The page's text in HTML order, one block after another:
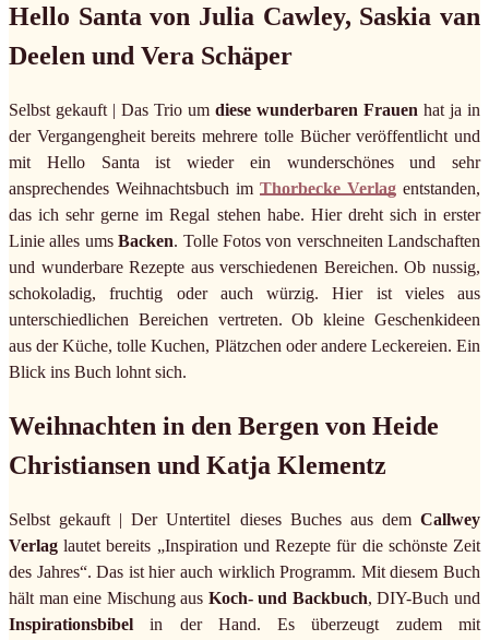
Hello Santa von Julia Cawley, Saskia van
Deelen und Vera Schäper
Selbst gekauft | Das Trio um diese wunderbaren Frauen hat ja in
der Vergangengheit bereits mehrere tolle Bücher veröffentlicht und
mit Hello Santa ist wieder ein wunderschönes und sehr
ansprechendes Weihnachtsbuch im Thorbecke Verlag entstanden,
das ich sehr gerne im Regal stehen habe. Hier dreht sich in erster
Linie alles umsBacken. Tolle Fotos von verschneiten Landschaften
und wunderbare Rezepte aus verschiedenen Bereichen. Ob nussig,
schokoladig, fruchtig oder auch würzig. Hier ist vieles aus
unterschiedlichen Bereichen vertreten. Ob kleine Geschenkideen
aus der Küche, tolle Kuchen, Plätzchen oder andere Leckereien. Ein
Blick ins Buch lohnt sich.
Weihnachten in den Bergen von Heide
Christiansen und Katja Klementz
Selbst gekauft | Der Untertitel dieses Buches aus dem Callwey
Verlag lautet bereits „Inspiration und Rezepte für die schönste Zeit
des Jahres“. Das ist hier auch wirklich Programm. Mit diesem Buch
hält man eine Mischung aus Koch- und Backbuch, DIY-Buch und
Inspirationsbibel in der Hand. Es überzeugt zudem mit